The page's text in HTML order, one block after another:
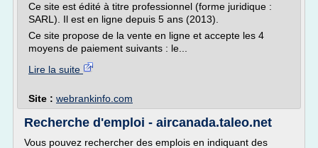
Ce site est édité à titre professionnel (forme juridique :
SARL). Il est en ligne depuis 5 ans (2013).
Ce site propose de la vente en ligne et accepte les 4
moyens de paiement suivants : le...
Lire la suite
Site : webrankinfo.com
Recherche d'emploi - aircanada.taleo.net
Vous pouvez rechercher des emplois en indiquant des